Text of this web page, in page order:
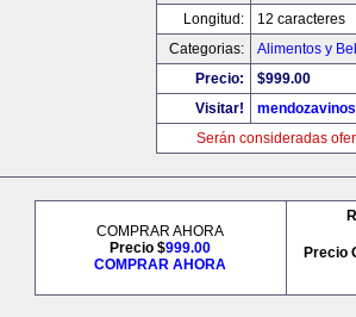
Longitud:
12 caracteres
Categorias:
Alimentos y
Precio:
$999.00
Visitar!
Serán consideradas
COMPRAR AHORA
Precio $999.00
COMPRAR AHORA
Precio